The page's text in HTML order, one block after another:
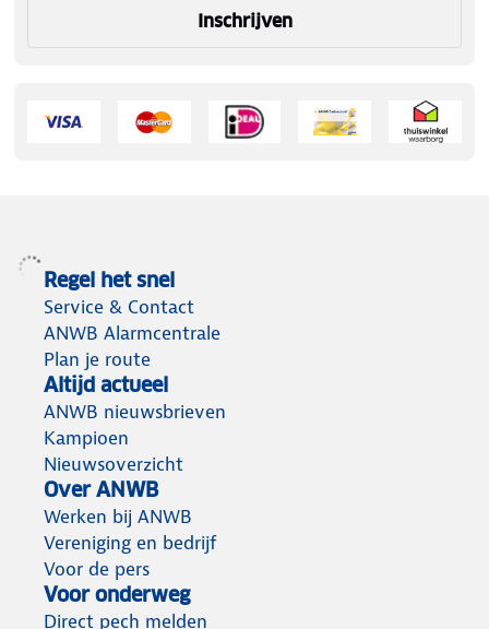
Inschrijven
Regel het snel
Service & Contact
ANWB Alarmcentrale
Plan je route
Altijd actueel
ANWB nieuwsbrieven
Kampioen
Nieuwsoverzicht
Over ANWB
Werken bij ANWB
Vereniging en bedrijf
Voor de pers
Voor onderweg
Direct pech melden